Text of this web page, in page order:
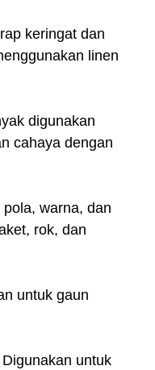
keringat dan
linen
digunakan
cahaya dengan
warna, dan
rok, dan
untuk gaun
untuk